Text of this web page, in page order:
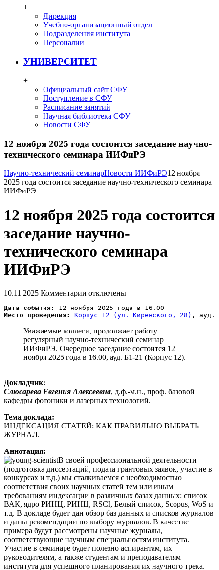
+
Дирекция
Учебно-организационный отдел
Подразделения института
Персоналии
УНИВЕРСИТЕТ
+
Официальный сайт СФУ
Поступление в СФУ
Расписание занятий
Научная библиотека СФУ
Новости СФУ
12 ноября 2025 года состоится заседание научно-
технического семинара ИИФиРЭ
Научно-технический семинарНовости ИИФиРЭ12 ноября
2025 года состоится заседание научно-технического семинара
ИИФиРЭ
12 ноября 2025 года состоится
заседание научно-
технического семинара
ИИФиРЭ
10.11.2025 Комментарии отключены
Дата события:
Место проведения:
Корпус 12 (ул. Киренского, 28)
Уважаемые коллеги, продолжает работу
регулярный научно-технический семинар
ИИФиРЭ. Очередное заседание состоится 12
ноября 2025 года в 16.00, ауд. Б1-21 (Корпус 12).
Докладчик:
Слюсарева Евгения Алексеевна, д.ф.-м.н., проф. базовой
кафедры фотоники и лазерных технологий.
Тема доклада:
ИНДЕКСАЦИЯ СТАТЕЙ: КАК ПРАВИЛЬНО ВЫБРАТЬ
ЖУРНАЛ.
Аннотация:
В своей профессиональной деятельности
(подготовка диссертаций, подача грантовых заявок, участие в
конкурсах и т.д.) мы сталкиваемся с необходимостью
соответствия своих научных статей тем или иным
требованиям индексации в различных базах данных: список
ВАК, ядро РИНЦ, РИНЦ, RSCI, Белый список, Scopus, WoS и
т.д. В докладе будет дан обзор баз данных и списков журналов
и даны рекомендации по выбору журналов. В качестве
примера будут рассмотрены научные журналы,
соответствующие научным специальностям института.
Участие в семинаре будет полезно аспирантам, их
руководителям, а также студентам и преподавателям
института для успешного планирования их научного трека.